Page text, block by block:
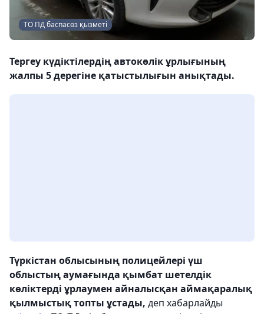
ТО ПД баспасөз қызметі
Тергеу күдіктілердің автокөлік ұрлығының
жалпы 5 дерегіне қатыстылығын анықтады.
Түркістан облысының полицейлері үш
облыстың аумағында қымбат шетелдік
көліктерді ұрлаумен айналысқан аймақаралық
қылмыстық топты ұстады, деп хабарлайды